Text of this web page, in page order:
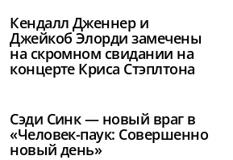
Кендалл Дженнер и
Джейкоб Элорди замечены
на скромном свидании на
концерте Криса Стэплтона
Сэди Синк — новый враг в
«Человек-паук: Совершенно
новый день»